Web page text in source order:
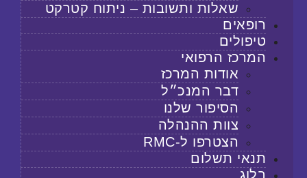
שאלות ותשובות – ניתוח קטרקט
רופאים
טיפולים
המרכז הרפואי
אודות המרכז
דבר המנכ״ל
הסיפור שלנו
צוות ההנהלה
הצטרפו ל-RMC
תנאי תשלום
בלוג